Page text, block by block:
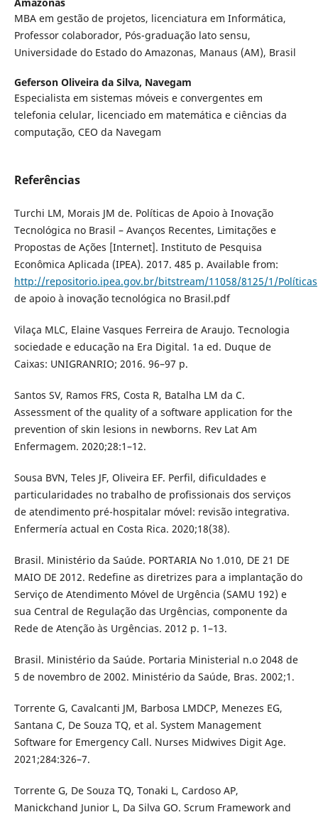
MBA em gestão de projetos, licenciatura em Informática,
Professor colaborador, Pós-graduação lato sensu,
Universidade do Estado do Amazonas, Manaus (AM), Brasil
Geferson Oliveira da Silva, Navegam
Especialista em sistemas móveis e convergentes em
telefonia celular, licenciado em matemática e ciências da
computação, CEO da Navegam
Referências
Turchi LM, Morais JM de. Políticas de Apoio à Inovação
Tecnológica no Brasil – Avanços Recentes, Limitações e
Propostas de Ações [Internet]. Instituto de Pesquisa
Econômica Aplicada (IPEA). 2017. 485 p. Available from:
http://repositorio.ipea.gov.br/bitstream/11058/8125/1/Políticas
de apoio à inovação tecnológica no Brasil.pdf
Vilaça MLC, Elaine Vasques Ferreira de Araujo. Tecnologia
sociedade e educação na Era Digital. 1a ed. Duque de
Caixas: UNIGRANRIO; 2016. 96–97 p.
Santos SV, Ramos FRS, Costa R, Batalha LM da C.
Assessment of the quality of a software application for the
prevention of skin lesions in newborns. Rev Lat Am
Enfermagem. 2020;28:1–12.
Sousa BVN, Teles JF, Oliveira EF. Perfil, dificuldades e
particularidades no trabalho de profissionais dos serviços
de atendimento pré-hospitalar móvel: revisão integrativa.
Enfermería actual en Costa Rica. 2020;18(38).
Brasil. Ministério da Saúde. PORTARIA No 1.010, DE 21 DE
MAIO DE 2012. Redefine as diretrizes para a implantação do
Serviço de Atendimento Móvel de Urgência (SAMU 192) e
sua Central de Regulação das Urgências, componente da
Rede de Atenção às Urgências. 2012 p. 1–13.
Brasil. Ministério da Saúde. Portaria Ministerial n.o 2048 de
5 de novembro de 2002. Ministério da Saúde, Bras. 2002;1.
Torrente G, Cavalcanti JM, Barbosa LMDCP, Menezes EG,
Santana C, De Souza TQ, et al. System Management
Software for Emergency Call. Nurses Midwives Digit Age.
2021;284:326–7.
Torrente G, De Souza TQ, Tonaki L, Cardoso AP,
Manickchand Junior L, Da Silva GO. Scrum Framework and